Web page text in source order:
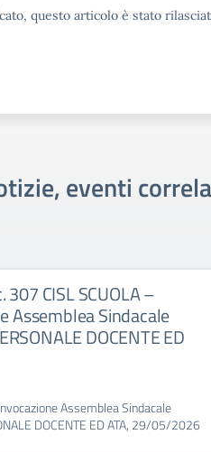
questo articolo è stato
eventi
CISL SCUOLA –
Assemblea Sindacale
DOCENTE ED
Assemblea Sindacale
DOCENTE ED ATA, 29/05/2026